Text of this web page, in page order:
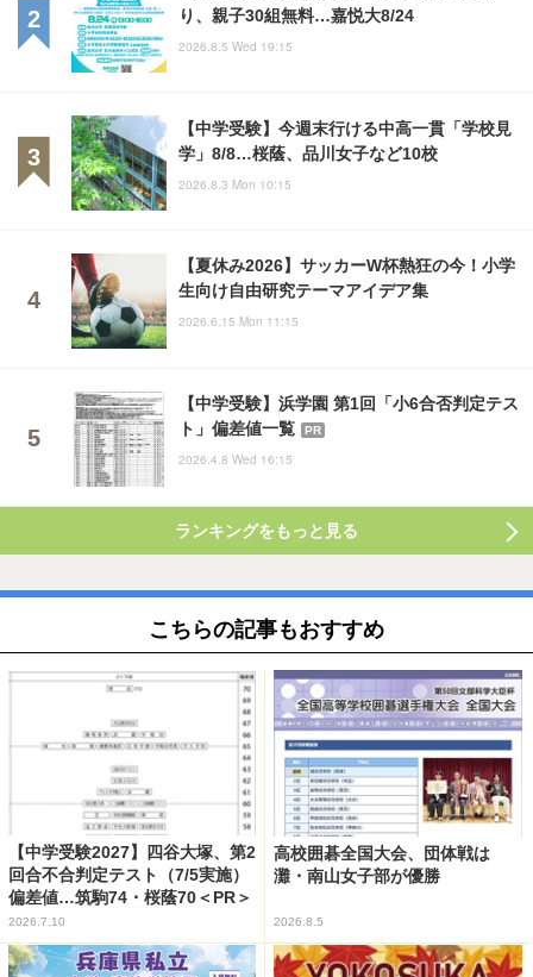
り、親子30組無料…嘉悦大8/24
2026.8.5 Wed 19:15
【中学受験】今週末行ける中高一貫「学校見
学」8/8…桜蔭、品川女子など10校
2026.8.3 Mon 10:15
【夏休み2026】サッカーW杯熱狂の今！小学
生向け自由研究テーマアイデア集
2026.6.15 Mon 11:15
【中学受験】浜学園 第1回「小6合否判定テス
ト」偏差値一覧
PR
2026.4.8 Wed 16:15
ランキングをもっと見る
こちらの記事もおすすめ
【中学受験2027】四谷大塚、第2
回合不合判定テスト（7/5実施）
偏差値…筑駒74・桜蔭70＜PR＞
2026.7.10
高校囲碁全国大会、団体戦は
灘・南山女子部が優勝
2026.8.5